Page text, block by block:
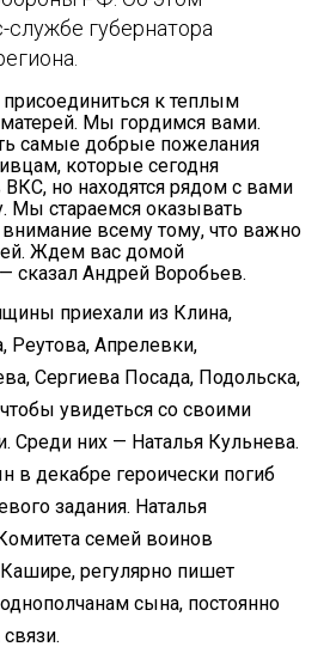
губернатора
присоединиться к теплым
Мы гордимся вами.
самые добрые пожелания
которые сегодня
ВКС, но находятся рядом с вами
Мы стараемся оказывать
всему тому, что важно
Ждем вас домой
сказал Андрей Воробьев.
приехали из Клина,
Реутова, Апрелевки,
Сергиева Посада, Подольска,
увидеться со своими
Среди них — Наталья Кульнева.
в декабре героически погиб
задания. Наталья
семей воинов
регулярно пишет
сына, постоянно